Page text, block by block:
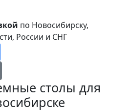
по Новосибирску,
России и СНГ
столы для